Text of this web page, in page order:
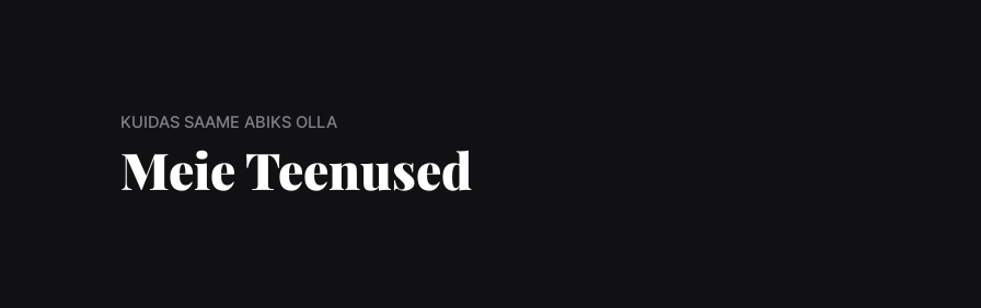
KUIDAS SAAME ABIKS OLLA
Meie Teenused